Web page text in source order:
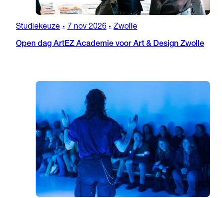
Studiekeuze • 7 nov 2026 • Zwolle
Open dag ArtEZ Academie voor Art & Design Zwolle